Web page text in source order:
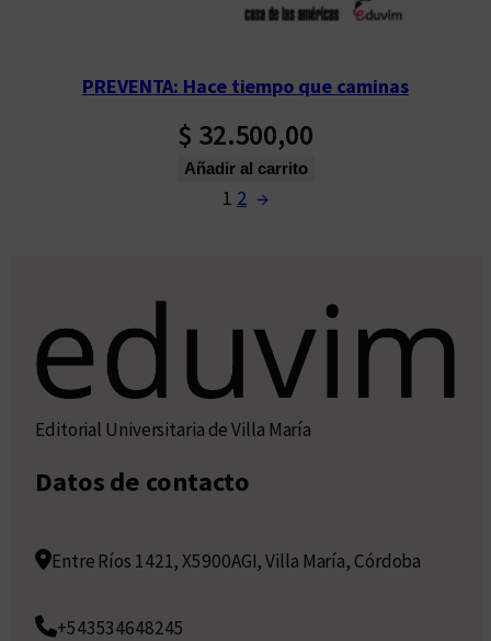
PREVENTA: Hace tiempo que caminas
$ 32.500,00
Añadir al carrito
1 2 →
Editorial Universitaria de Villa María
Datos de contacto
Entre Ríos 1421, X5900AGI, Villa María, Córdoba
+543534648245